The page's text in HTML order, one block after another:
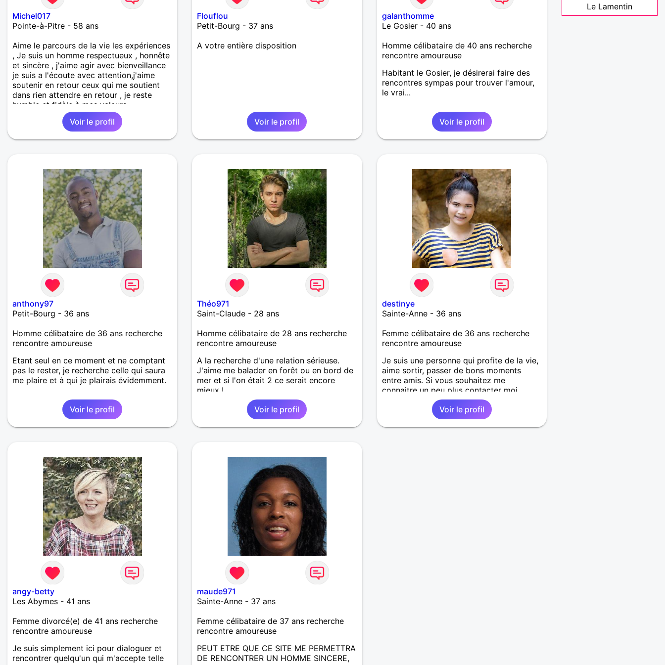
Michel017
Pointe-à-Pitre - 58 ans
Aime le parcours de la vie les expériences
, Je suis un homme respectueux , honnête
et sincère , j'aime agir avec bienveillance
je suis a l'écoute avec attention,j'aime
soutenir en retour ceux qui me soutient
dans rien attendre en retour , je reste
humble et fidèle à mes valeurs
Voir le profil
Flouflou
Petit-Bourg - 37 ans
A votre entière disposition
Voir le profil
galanthomme
Le Gosier - 40 ans
Homme célibataire de 40 ans recherche
rencontre amoureuse
Habitant le Gosier, je désirerai faire des
rencontres sympas pour trouver l'amour,
le vrai...
Voir le profil
anthony97
Petit-Bourg - 36 ans
Homme célibataire de 36 ans recherche
rencontre amoureuse
Etant seul en ce moment et ne comptant
pas le rester, je recherche celle qui saura
me plaire et à qui je plairais évidemment.
Voir le profil
Théo971
Saint-Claude - 28 ans
Homme célibataire de 28 ans recherche
rencontre amoureuse
A la recherche d'une relation sérieuse.
J'aime me balader en forêt ou en bord de
mer et si l'on était 2 ce serait encore
mieux !
Voir le profil
destinye
Sainte-Anne - 36 ans
Femme célibataire de 36 ans recherche
rencontre amoureuse
Je suis une personne qui profite de la vie,
aime sortir, passer de bons moments
entre amis. Si vous souhaitez me
connaitre un peu plus contacter moi.
Voir le profil
angy-betty
Les Abymes - 41 ans
Femme divorcé(e) de 41 ans recherche
rencontre amoureuse
Je suis simplement ici pour dialoguer et
rencontrer quelqu'un qui m'accepte telle
maude971
Sainte-Anne - 37 ans
Femme célibataire de 37 ans recherche
rencontre amoureuse
PEUT ETRE QUE CE SITE ME PERMETTRA
DE RENCONTRER UN HOMME SINCERE,
Le Lamentin